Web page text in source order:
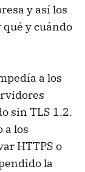
y así los
y cuándo
a los
sin TLS 1.2.
a los
HTTPS o
la